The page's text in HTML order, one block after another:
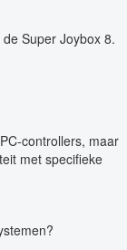
Super Joybox 8.
controllers, maar
met specifieke